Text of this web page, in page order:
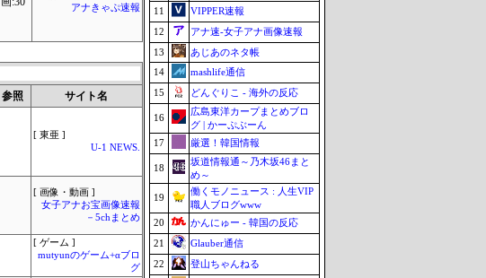
アナきゃぷ速報
参照 サイト名
[ 東亜 ]
U-1 NEWS.
[ 画像・動画 ]
女子アナお宝画像速報
－5chまとめ
[ ゲーム ]
mutyunのゲーム+αブロ
グ
11
VIPPER速報
12
アナ速‐女子アナ画像速報
13
あじあのネタ帳
14
mashlife通信
15
どんぐりこ - 海外の反応
16
広島東洋カープまとめブロ
グ | かーぷぶーん
17
厳選！韓国情報
18
坂道情報通～乃木坂46まと
め～
19
働くモノニュース : 人生VIP
職人ブログwww
20
かんにゅー - 韓国の反応
21
Glauber通信
22
登山ちゃんねる